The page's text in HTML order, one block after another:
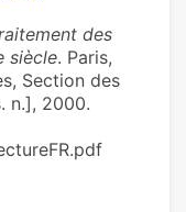
des
siècle. Paris,
Section des
n.], 2000.